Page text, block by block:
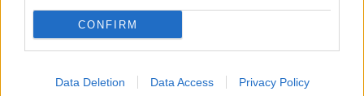
CONFIRM
Data Deletion Data Access Privacy Policy
TwitterMessengerWhatsApp
Link